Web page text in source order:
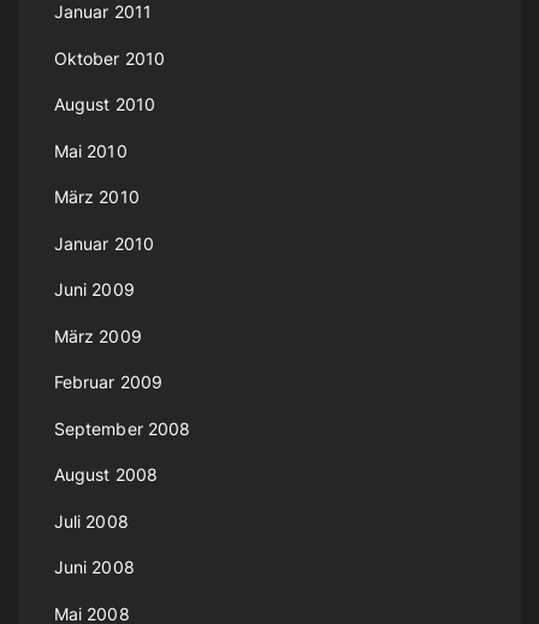
Januar 2011
Oktober 2010
August 2010
Mai 2010
März 2010
Januar 2010
Juni 2009
März 2009
Februar 2009
September 2008
August 2008
Juli 2008
Juni 2008
Mai 2008